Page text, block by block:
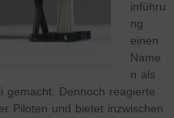
inführu
ng
einen
Name
n als
gemacht. Dennoch reagierte
Piloten und bietet inzwischen